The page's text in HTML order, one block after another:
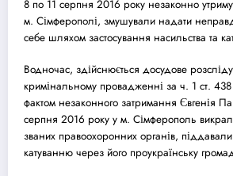
8 по 11 серпня 2016 року незаконно
м. Сімферополі, змушували надати
себе шляхом застосування насильства та
Водночас, здійснюється досудове
кримінальному провадженні за ч. 1 ст.
фактом незаконного затримання Євгенія
серпня 2016 року у м. Сімферополь
званих правоохоронних органів, піддавали
катуванню через його проукраїнську